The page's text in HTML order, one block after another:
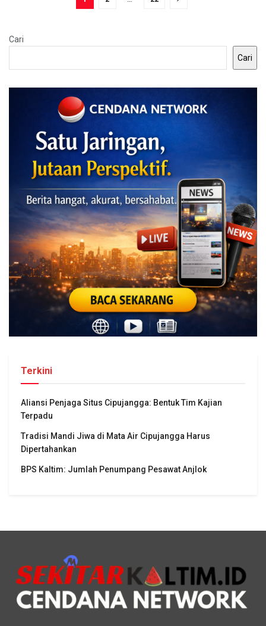
Cari
Cari
Terkini
Aliansi Penjaga Situs Cipujangga: Bentuk Tim Kajian
Terpadu
Tradisi Mandi Jiwa di Mata Air Cipujangga Harus
Dipertahankan
BPS Kaltim: Jumlah Penumpang Pesawat Anjlok